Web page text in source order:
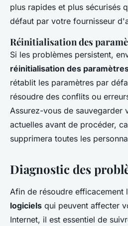
plus rapides et plus sécurisés
défaut par votre fournisseur
Réinitialisation des
Si les problèmes persistent,
réinitialisation des
rétablit les paramètres par
résoudre des conflits ou
Assurez-vous de sauvegarder
actuelles avant de procéder,
supprimera toutes les
Diagnostic des
Afin de résoudre efficacement
logiciels qui peuvent affecter
Internet, il est essentiel de